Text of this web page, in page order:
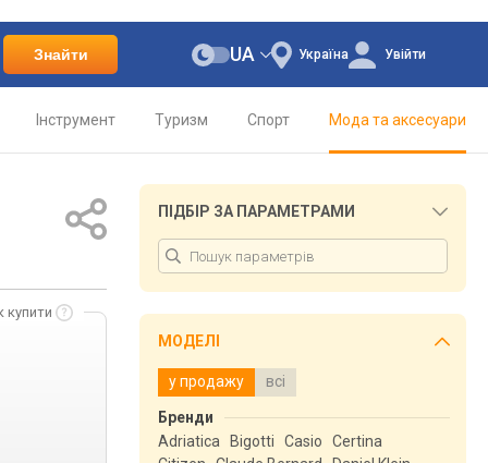
Знайти Україна
UA Увійти
Інструмент Туризм Спорт Мода та аксесуари
купити
ПІДБІР ЗА ПАРАМЕТРАМИ
МОДЕЛІ
у продажу всі
Бренди
Adriatica
Bigotti Casio
Certina